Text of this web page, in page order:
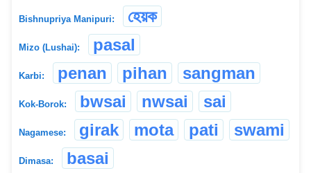
Bishnupriya Manipuri: হেয়ক
Mizo (Lushai): pasal
Karbi: penan pihan sangman
Kok-Borok: bwsai nwsai sai
Nagamese: girak mota pati swami
Dimasa: basai